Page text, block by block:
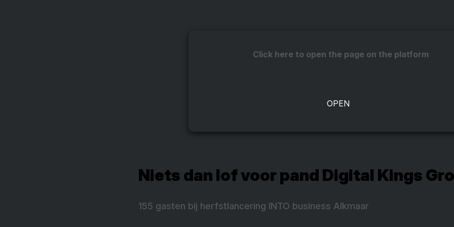
Click here to open the page on the platform
Niets dan lof voor pand Digital Kings
155 gasten bij herfstlancering INTO business Alkmaar